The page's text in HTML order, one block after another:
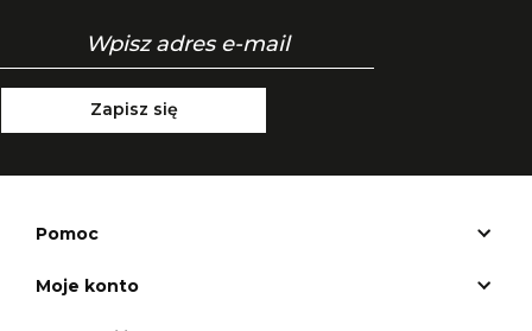
Zapisz się
Pomoc
Moje konto